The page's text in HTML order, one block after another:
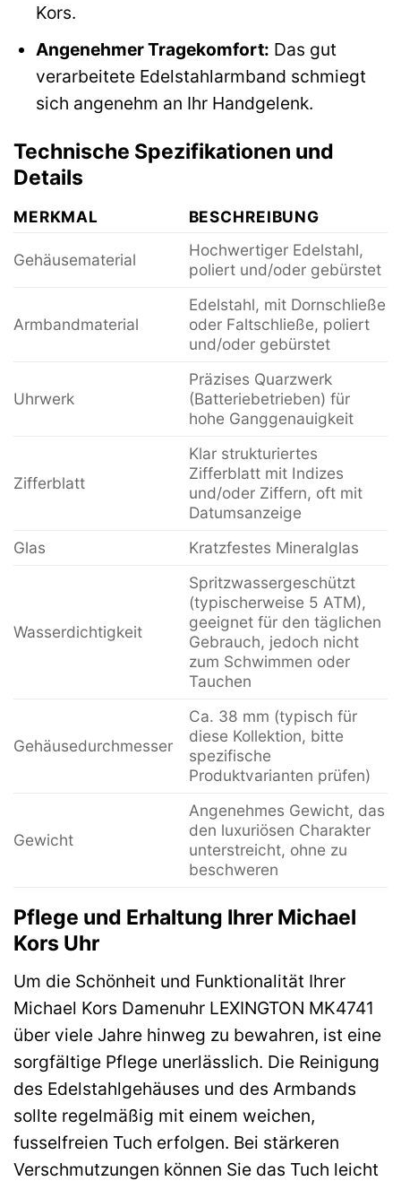
Kors.
Angenehmer Tragekomfort: Das gut
verarbeitete Edelstahlarmband schmiegt
sich angenehm an Ihr Handgelenk.
Technische Spezifikationen und
Details
MERKMAL BESCHREIBUNG
Gehäusematerial
Hochwertiger Edelstahl,
poliert und/oder gebürstet
Armbandmaterial
Edelstahl, mit Dornschließe
oder Faltschließe, poliert
und/oder gebürstet
Uhrwerk
Präzises Quarzwerk
(Batteriebetrieben) für
hohe Ganggenauigkeit
Zifferblatt
Klar strukturiertes
Zifferblatt mit Indizes
und/oder Ziffern, oft mit
Datumsanzeige
Glas
Kratzfestes Mineralglas
Wasserdichtigkeit
Spritzwassergeschützt
(typischerweise 5 ATM),
geeignet für den täglichen
Gebrauch, jedoch nicht
zum Schwimmen oder
Tauchen
Gehäusedurchmesser
Ca. 38 mm (typisch für
diese Kollektion, bitte
spezifische
Produktvarianten prüfen)
Gewicht
Angenehmes Gewicht, das
den luxuriösen Charakter
unterstreicht, ohne zu
beschweren
Pflege und Erhaltung Ihrer Michael
Kors Uhr
Um die Schönheit und Funktionalität Ihrer
Michael Kors Damenuhr LEXINGTON MK4741
über viele Jahre hinweg zu bewahren, ist eine
sorgfältige Pflege unerlässlich. Die Reinigung
des Edelstahlgehäuses und des Armbands
sollte regelmäßig mit einem weichen,
fusselfreien Tuch erfolgen. Bei stärkeren
Verschmutzungen können Sie das Tuch leicht